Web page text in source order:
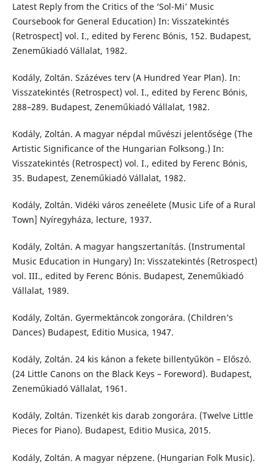
Latest Reply from the Critics of the ‘Sol-Mi’ Music
Coursebook for General Education) In: Visszatekintés
(Retrospect] vol. I., edited by Ferenc Bónis, 152. Budapest,
Zeneműkiadó Vállalat, 1982.
Kodály, Zoltán. Százéves terv (A Hundred Year Plan). In:
Visszatekintés (Retrospect) vol. I., edited by Ferenc Bónis,
288–289. Budapest, Zeneműkiadó Vállalat, 1982.
Kodály, Zoltán. A magyar népdal művészi jelentősége (The
Artistic Significance of the Hungarian Folksong.) In:
Visszatekintés (Retrospect) vol. I., edited by Ferenc Bónis,
35. Budapest, Zeneműkiadó Vállalat, 1982.
Kodály, Zoltán. Vidéki város zeneélete (Music Life of a Rural
Town] Nyíregyháza, lecture, 1937.
Kodály, Zoltán. A magyar hangszertanítás. (Instrumental
Music Education in Hungary) In: Visszatekintés (Retrospect)
vol. III., edited by Ferenc Bónis. Budapest, Zeneműkiadó
Vállalat, 1989.
Kodály, Zoltán. Gyermektáncok zongorára. (Children’s
Dances) Budapest, Editio Musica, 1947.
Kodály, Zoltán. 24 kis kánon a fekete billentyűkön – Előszó.
(24 Little Canons on the Black Keys – Foreword). Budapest,
Zeneműkiadó Vállalat, 1961.
Kodály, Zoltán. Tizenkét kis darab zongorára. (Twelve Little
Pieces for Piano). Budapest, Editio Musica, 2015.
Kodály, Zoltán. A magyar népzene. (Hungarian Folk Music).